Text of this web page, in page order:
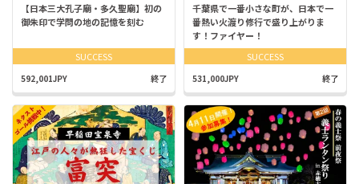
【日本三大孔子廟・多久聖廟】初の
御朱印で学問の地の記憶を刻む
SUCCESS
592,001JPY 終了
千葉県で一番小さな町が、日本で一
番熱い火渡り修行で盛り上がりま
す！ファイヤー！
SUCCESS
531,000JPY 終了